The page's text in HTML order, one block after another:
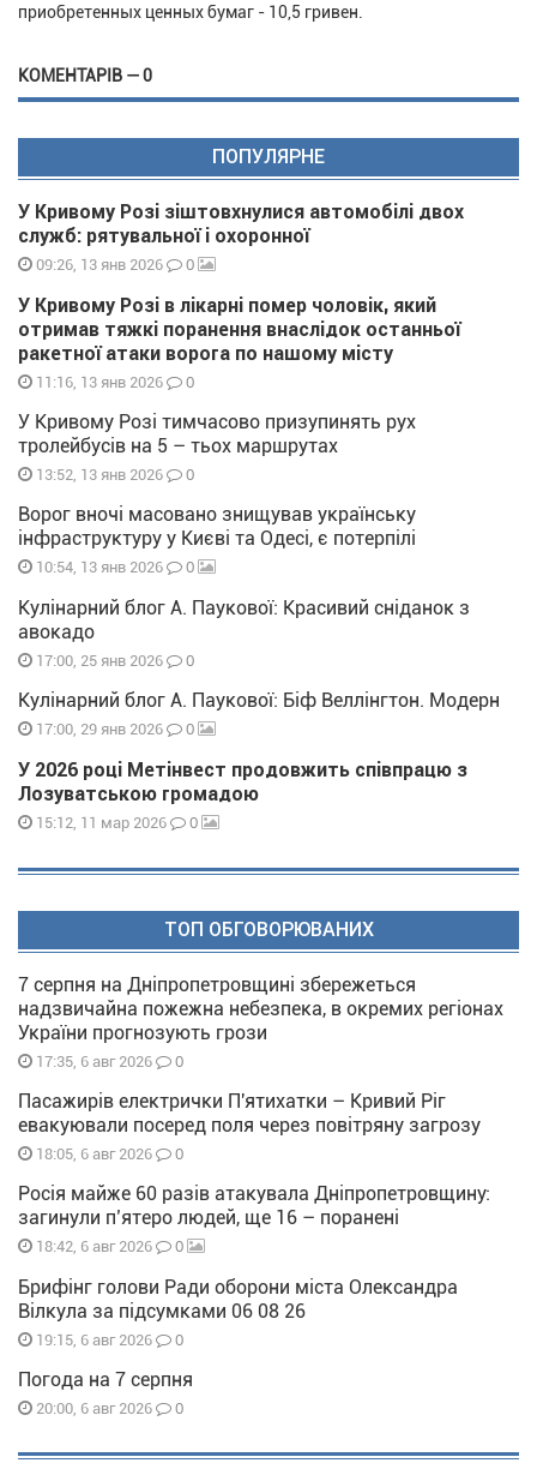
приобретенных ценных бумаг - 10,5 гривен.
КОМЕНТАРІВ — 0
ПОПУЛЯРНЕ
У Кривому Розі зіштовхнулися автомобілі двох
служб: рятувальної і охоронної
09:26, 13 янв 2026 0
У Кривому Розі в лікарні помер чоловік, який
отримав тяжкі поранення внаслідок останньої
ракетної атаки ворога по нашому місту
11:16, 13 янв 2026 0
У Кривому Розі тимчасово призупинять рух
тролейбусів на 5 – тьох маршрутах
13:52, 13 янв 2026 0
Ворог вночі масовано знищував українську
інфраструктуру у Києві та Одесі, є потерпілі
10:54, 13 янв 2026 0
Кулінарний блог А. Паукової: Красивий сніданок з
авокадо
17:00, 25 янв 2026 0
Кулінарний блог А. Паукової: Біф Веллінгтон. Модерн
17:00, 29 янв 2026 0
У 2026 році Метінвест продовжить співпрацю з
Лозуватською громадою
15:12, 11 мар 2026 0
ТОП ОБГОВОРЮВАНИХ
7 серпня на Дніпропетровщині збережеться
надзвичайна пожежна небезпека, в окремих регіонах
України прогнозують грози
17:35, 6 авг 2026 0
Пасажирів електрички П'ятихатки – Кривий Ріг
евакуювали посеред поля через повітряну загрозу
18:05, 6 авг 2026 0
Росія майже 60 разів атакувала Дніпропетровщину:
загинули п’ятеро людей, ще 16 – поранені
18:42, 6 авг 2026 0
Брифінг голови Ради оборони міста Олександра
Вілкула за підсумками 06 08 26
19:15, 6 авг 2026 0
Погода на 7 серпня
20:00, 6 авг 2026 0